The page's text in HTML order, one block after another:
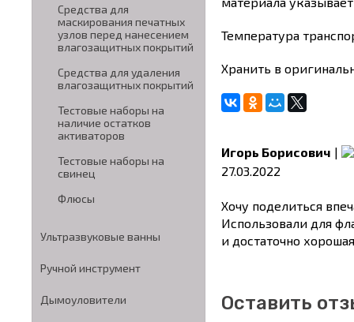
Средства для
маскирования печатных
узлов перед нанесением
влагозащитных покрытий
Средства для удаления
влагозащитных покрытий
Тестовые наборы на
наличие остатков
активаторов
Тестовые наборы на
свинец
Флюсы
Ультразвуковые ванны
Ручной инструмент
Дымоуловители
Температура
Хранить в
Игорь Борисович |
27.03.2022
Хочу поделиться
Использовали для
и достаточно
Оставить